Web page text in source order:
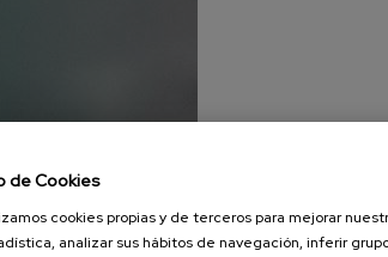
de Cookies
cookies propias y de terceros para mejorar
analizar sus hábitos de navegación, inferir